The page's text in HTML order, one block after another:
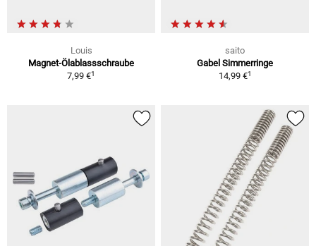
Louis
Magnet-Ölablassschraube
7,99 €1
saito
Gabel Simmerringe
14,99 €1